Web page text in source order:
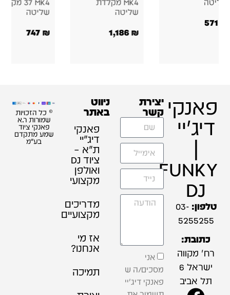
MK4 מקלדת
שליטה
1,186
37 MK4 מקלדת
שליטה
747
פאנקי
דיג'יי
|
FUNKY
DJ
טלפון: 03-
5255255
כתובת:
רח' מקווה
ישראל 6
תל אביב
יצירת
קשר
אני
מסכים/ה ש
פאנקי דיג'יי
ניווט
באתר
פאנקי
דיג׳יי
ת"א –
ציוד DJ
ואולפן
מקצועי
מדריכים
מקצועיים
אז מי
אנחנו?
תמיכה
© כל הזכויות
שמורות ר.א
פאנקי ציוד
שמע מתקדם
בע"מ